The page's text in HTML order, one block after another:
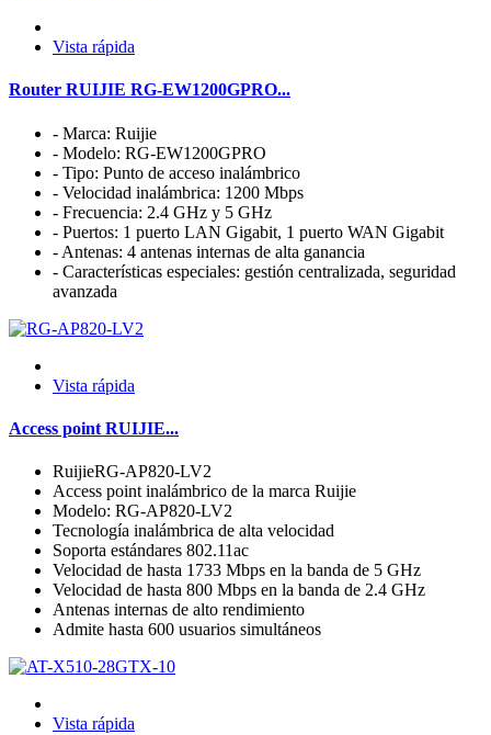
Vista rápida
Router RUIJIE RG-EW1200GPRO...
- Marca: Ruijie
- Modelo: RG-EW1200GPRO
- Tipo: Punto de acceso inalámbrico
- Velocidad inalámbrica: 1200 Mbps
- Frecuencia: 2.4 GHz y 5 GHz
- Puertos: 1 puerto LAN Gigabit, 1 puerto WAN Gigabit
- Antenas: 4 antenas internas de alta ganancia
- Características especiales: gestión centralizada, seguridad
avanzada
Vista rápida
Access point RUIJIE...
RuijieRG-AP820-LV2
Access point inalámbrico de la marca Ruijie
Modelo: RG-AP820-LV2
Tecnología inalámbrica de alta velocidad
Soporta estándares 802.11ac
Velocidad de hasta 1733 Mbps en la banda de 5 GHz
Velocidad de hasta 800 Mbps en la banda de 2.4 GHz
Antenas internas de alto rendimiento
Admite hasta 600 usuarios simultáneos
Vista rápida